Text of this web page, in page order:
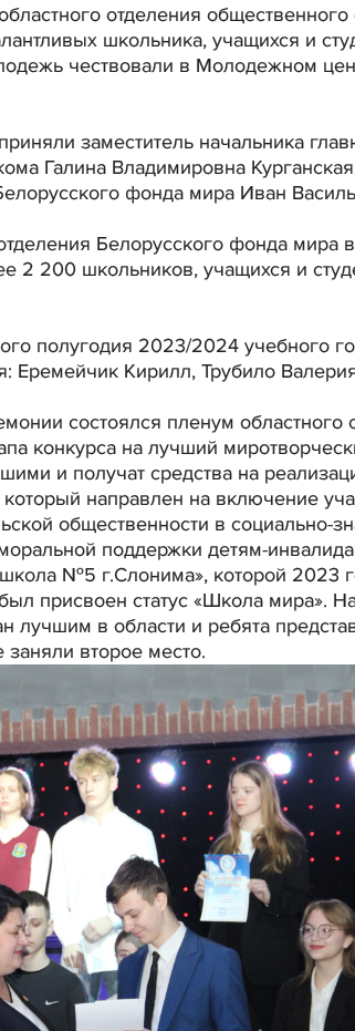
отделения
школьника, учащихся и
чествовали в Молодежном
заместитель начальника
Галина Владимировна
фонда мира Иван
Белорусского фонда мира
2 200 школьников, учащихся и
полугодия 2023/2024 учебного
Еремейчик Кирилл, Трубило
состоялся пленум областного
конкурса на лучший
и получат средства на
направлен на включение
общественности в социально-
поддержки детям-
№5 г.Слонима», которой 2023
присвоен статус «Школа мира».
в области и ребята
заняли второе место.